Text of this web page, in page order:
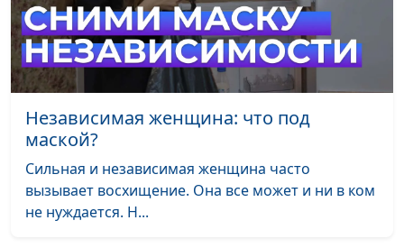
теологии
Заокского университета
Зачем живет
человек?
Анна Ронжина, Андрей
Чернышев
#132
Родители, дети и
духовные ценности
Анна Ронжина, Павел
богословия
Миссия врача и
миссия христианина
Анна Богатская, Нина
#130
Независимая женщина: что под
маской?
Сильная и независимая женщина часто
вызывает восхищение. Она все может и ни в ком
не нуждается. Н...